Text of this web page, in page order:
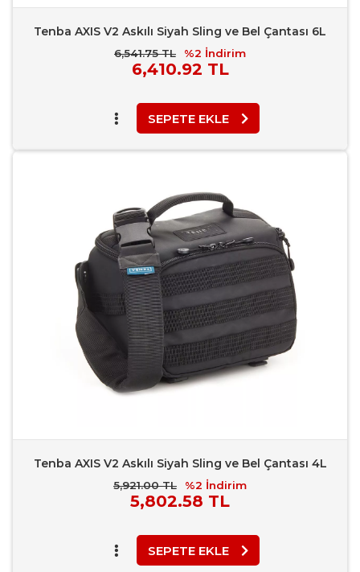
Tenba AXIS V2 Askılı Siyah Sling ve Bel Çantası 6L
Piyasa
Fiyatı
6,410.92 TL
%2 İndirim
6,541.75 TL
SEPETE EKLE
Tenba AXIS V2 Askılı Siyah Sling ve Bel Çantası 4L
Piyasa
Fiyatı
5,802.58 TL
%2 İndirim
5,921.00 TL
SEPETE EKLE
Karşılaştır
Rapor Bildir